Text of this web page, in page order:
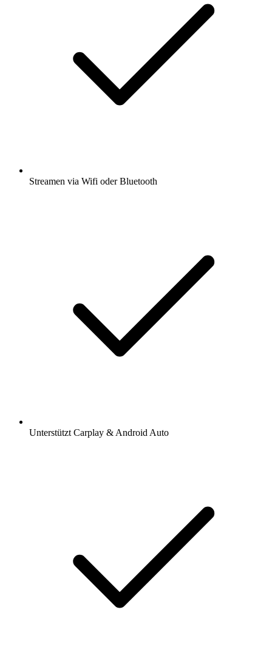
Streamen via Wifi oder Bluetooth
Unterstützt Carplay & Android Auto